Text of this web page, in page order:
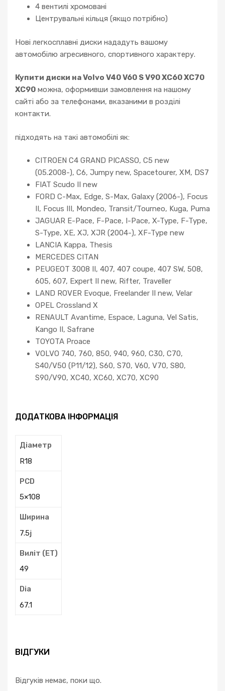
4 вентилі хромовані
Центрувальні кільця (якщо потрібно)
Нові легкосплавні диски нададуть вашому
автомобілю агресивного, спортивного характеру.
Купити диски на Volvo V40 V60 S V90 XC60 XC70
XC90 можна, оформивши замовлення на нашому
сайті або за телефонами, вказаними в розділі
контакти.
підходять на такі автомобілі як:
CITROEN C4 GRAND PICASSO, C5 new
(05.2008-), C6, Jumpy new, Spacetourer, XM, DS7
FIAT Scudo II new
FORD C-Max, Edge, S-Max, Galaxy (2006-), Focus
II, Focus III, Mondeo, Transit/Tourneo, Kuga, Puma
JAGUAR E-Pace, F-Pace, I-Pace, X-Type, F-Type,
S-Type, XE, XJ, XJR (2004-), XF-Type new
LANCIA Kappa, Thesis
MERCEDES CITAN
PEUGEOT 3008 II, 407, 407 coupe, 407 SW, 508,
605, 607, Expert II new, Rifter, Traveller
LAND ROVER Evoque, Freelander II new, Velar
OPEL Crossland X
RENAULT Avantime, Espace, Laguna, Vel Satis,
Kango II, Safrane
TOYOTA Proace
VOLVO 740, 760, 850, 940, 960, C30, C70,
S40/V50 (P11/12), S60, S70, V60, V70, S80,
S90/V90, XC40, XC60, XC70, XC90
ДОДАТКОВА ІНФОРМАЦІЯ
Діаметр
R18
PCD
5×108
Ширина
7.5j
Виліт (ЕТ)
49
Dia
67.1
ВІДГУКИ
Відгуків немає, поки що.